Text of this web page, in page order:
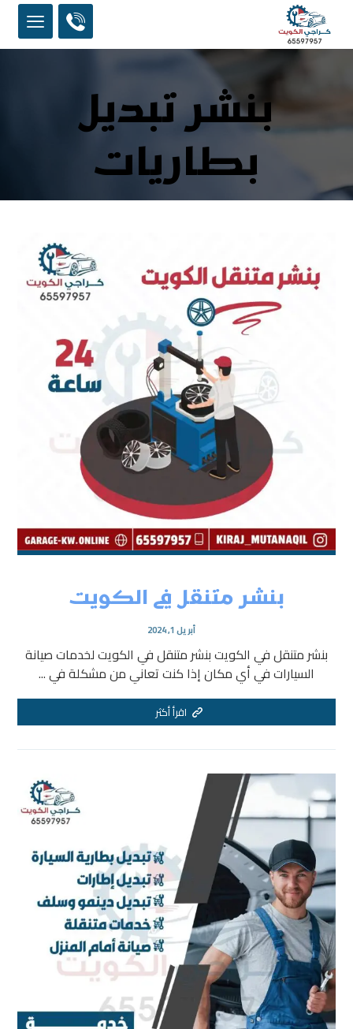
بنشر تبديل
بطاريات
بنشر متنقل في الكويت
أبريل 1, 2024
بنشر متنقل في الكويت بنشر متنقل في الكويت لخدمات صيانة
السيارات في أي مكان إذا كنت تعاني من مشكلة في ...
اقرأ أكثر